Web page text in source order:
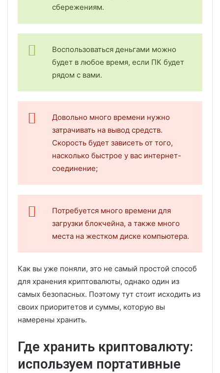
сбережениям.
Воспользоваться деньгами можно
будет в любое время, если ПК будет
рядом с вами.
Довольно много времени нужно
затрачивать на вывод средств.
Скорость будет зависеть от того,
насколько быстрое у вас интернет-
соединение;
Потребуется много времени для
загрузки блокчейна, а также много
места на жестком диске компьютера.
Как вы уже поняли, это не самый простой способ
для хранения криптовалюты, однако один из
самых безопасных. Поэтому тут стоит исходить из
своих приоритетов и суммы, которую вы
намерены хранить.
Где хранить криптовалюту:
используем портативные